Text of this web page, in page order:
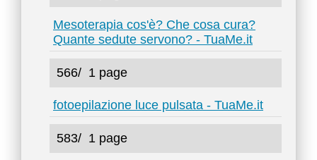
Mesoterapia cos'è? Che cosa cura?
Quante sedute servono? - TuaMe.it
566/ 1 page
fotoepilazione luce pulsata - TuaMe.it
583/ 1 page